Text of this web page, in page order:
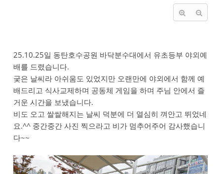
25.10.25일 동탄호수공원 바닥분수대에서 유초등부 야외예
배를 드렸습니다.
궂은 날씨라 아쉬움도 있었지만 오랜만에 야외에서 함께 예
배드리고 식사교제하며 공동체 게임을 하며 주님 안에서 즐
거운 시간을 보냈습니다.
비도 오고 쌀쌀해지는 날씨 덕분에 더 열심히 껴안고 뛰었네
요.^^ 중간중간 사진 찍으라고 비가 멈추어주어 감사했습니
다~~